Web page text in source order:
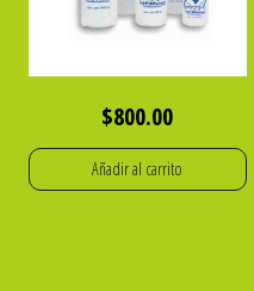
$800.00
Añadir al carrito